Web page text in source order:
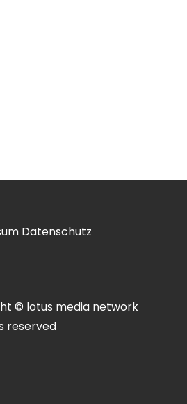
Datenschutz
© lotus media network
reserved